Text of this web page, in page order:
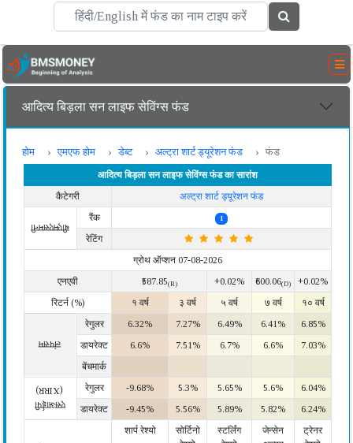
आदित्य बिड़ला सन लाइफ सेविंग्स फंड
होम एमएफ होम डेब्ट अल्ट्रा शार्ट ड्यूरेशन फंड फंड
आदित्य बिड़ला सन लाइफ सेविंग्स फंड का सारांश
कैटेगरी
अल्ट्रा शार्ट ड्यूरेशन फंड
बीएमएसमनी
रैंक 1
रेटिंग
ग्रोथ ऑप्शन 07-08-2026
एनएवी
₹587.85(R) +0.02% ₹600.06(D)
+0.02%
रिटर्न (%)
१ वर्ष ३ वर्ष ५ वर्ष ७ वर्ष १० वर्ष
लंपसम
रेगुलर 6.32% 7.27% 6.49% 6.41%
6.85%
डायरेक्ट
6.6% 7.51% 6.7% 6.6%
7.03%
बेंचमार्क
एसआईपी
(XIRR) रेगुलर -9.68% 5.3% 5.65% 5.6%
6.04%
डायरेक्ट
-9.45% 5.56% 5.89% 5.82% 6.24%
शार्प रेश्यो
सोर्टिनो
स्टर्लिंग
जेन्सेन
ट्रेनर